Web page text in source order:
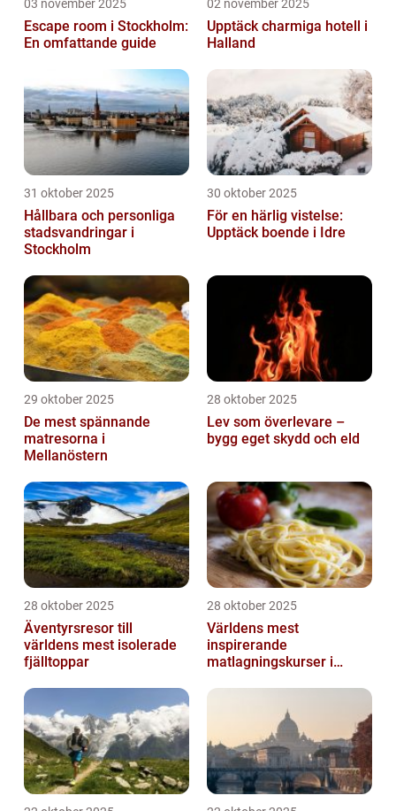
03 november 2025
Escape room i Stockholm:
En omfattande guide
02 november 2025
Upptäck charmiga hotell i
Halland
31 oktober 2025
Hållbara och personliga
stadsvandringar i
Stockholm
30 oktober 2025
För en härlig vistelse:
Upptäck boende i Idre
29 oktober 2025
De mest spännande
matresorna i
Mellanöstern
28 oktober 2025
Lev som överlevare –
bygg eget skydd och eld
28 oktober 2025
Äventyrsresor till
världens mest isolerade
fjälltoppar
28 oktober 2025
Världens mest
inspirerande
matlagningskurser i